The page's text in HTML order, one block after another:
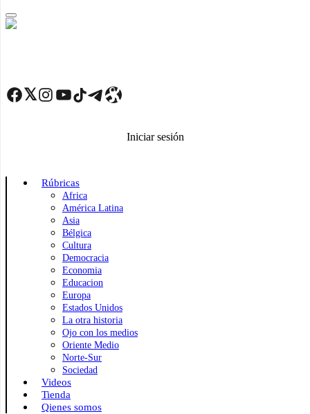
Skip
to
Facebook Twitter Instagram YouTube TikTok Telegram Enlace
Iniciar sesión
Rúbricas
Africa
América Latina
Asia
Bélgica
Cultura
Democracia
Economia
Educacion
Europa
Estados Unidos
La otra historia
Ojo con los medios
Oriente Medio
Norte-Sur
Sociedad
Videos
Tienda
Qienes somos